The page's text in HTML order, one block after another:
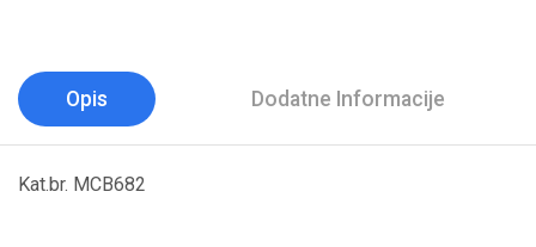
Opis Dodatne Informacije
Kat.br. MCB682